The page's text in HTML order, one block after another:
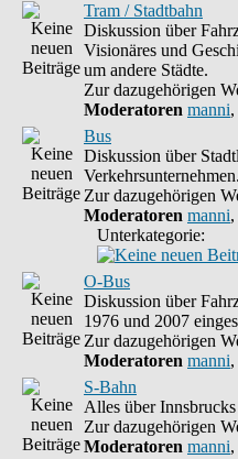
Tram / Stadtbahn
Diskussion über
Visionäres und
um andere Städte.
Zur dazugehörigen
Moderatoren manni,
Bus
Diskussion über
Verkehrsunternehmen.
Zur dazugehörigen
Moderatoren manni,
Unterkategorie:
O-Bus
Diskussion über
1976 und 2007
Zur dazugehörigen
Moderatoren manni,
S-Bahn
Alles über
Zur dazugehörigen
Moderatoren manni,